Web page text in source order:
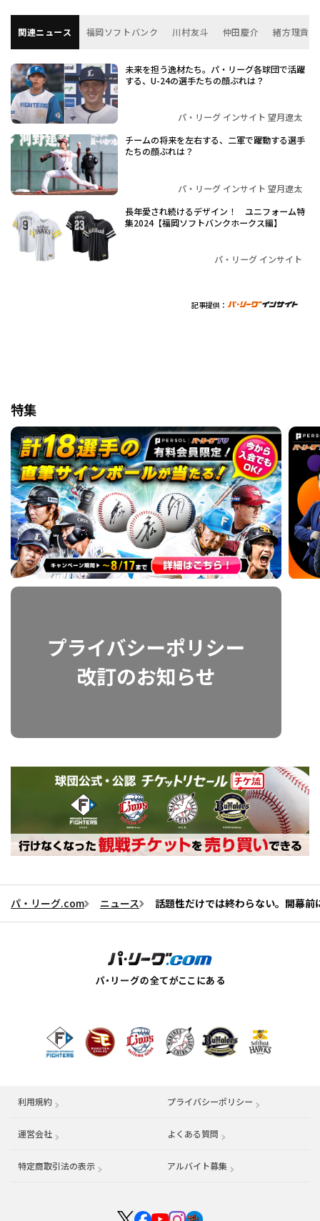
関連ニュース 福岡ソフトバンク 川村友斗 仲田慶介 緒方理貢
未来を担う逸材たち。パ・リーグ各球団で活躍
する、U-24の選手たちの顔ぶれは？
パ・リーグ インサイト 望月遼太
チームの将来を左右する、二軍で躍動する選手
たちの顔ぶれは？
パ・リーグ インサイト 望月遼太
長年愛され続けるデザイン！ ユニフォーム特
集2024【福岡ソフトバンクホークス編】
パ・リーグ インサイト
記事提供：
特集
パ・リーグ.com ニュース 話題性だけでは終わらない。開幕
利用規約 プライバシーポリシー
運営会社 （別ウィンドウで開く） よくある質問
特定商取引法の表示 アルバイト募集 （別ウィンドウで開く